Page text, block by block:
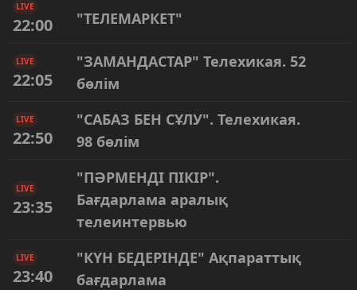
LIVE
22:00 "ТЕЛЕМАРКЕТ"
LIVE
22:05
"ЗАМАНДАСТАР" Телехикая. 52
бөлім
LIVE
22:50
"САБАЗ БЕН СҰЛУ". Телехикая.
98 бөлім
LIVE
23:35
"ПӘРМЕНДІ ПІКІР".
Бағдарлама аралық
телеинтервью
LIVE
23:40
"КҮН БЕДЕРІНДЕ" Ақпараттық
бағдарлама